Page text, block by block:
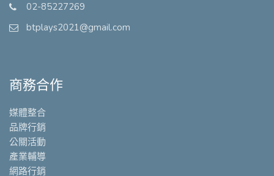
02-85227269
btplays2021@gmail.com
商務合作
媒體整合
品牌行銷
公關活動
產業輔導
網路行銷